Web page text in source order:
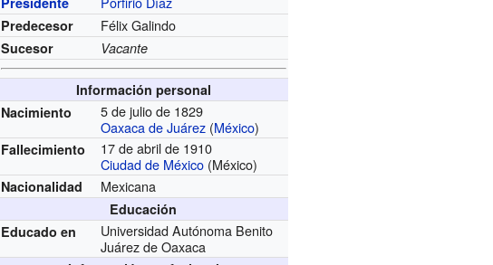
Predecesor Félix Galindo
Sucesor Vacante
Información personal
Nacimiento
5 de julio de 1829
Oaxaca de Juárez (México)
Fallecimiento
17 de abril de 1910
Ciudad de México (México)
Nacionalidad Mexicana
Educación
Educado en
Universidad Autónoma Benito
Juárez de Oaxaca